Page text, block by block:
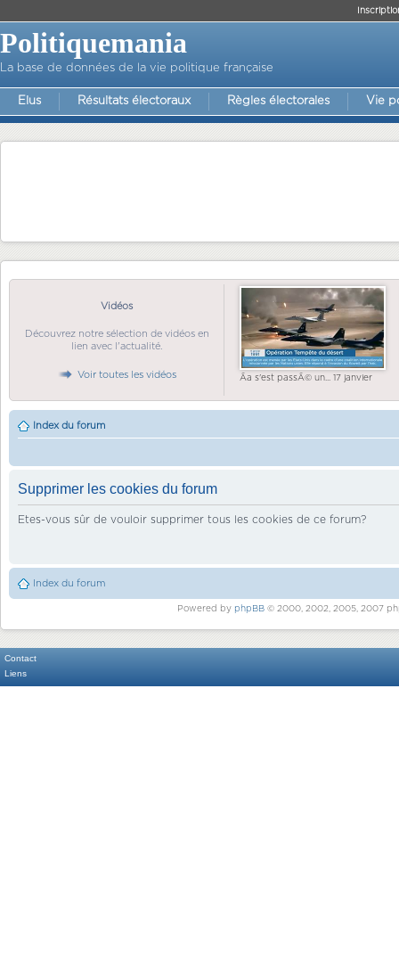
Politiquemania
La base de données de la vie politique française
Elus Résultats électoraux Règles électorales Vie
Vidéos
Découvrez notre sélection de vidéos en
lien avec l'actualité.
Voir toutes les vidéos Ãa s'est passÃ© un... 17 janvier
Index du forum
Supprimer les cookies du forum
Etes-vous sûr de vouloir supprimer tous les cookies de ce forum?
Index du forum
Powered by phpBB© 2000, 2002, 2005, 2007
Contact
Liens